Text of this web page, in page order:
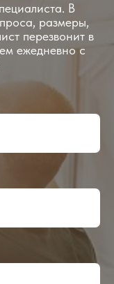
В
размеры,
перезвонит в
ежедневно с